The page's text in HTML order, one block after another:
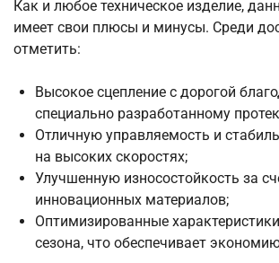
Как и любое техническое изделие,
имеет свои плюсы и минусы. Среди
отметить:
Высокое сцепление с дорогой
специально разработанному
Отличную управляемость и
на высоких скоростях;
Улучшенную износостойкость за
инновационных материалов;
Оптимизированные
сезона, что обеспечивает